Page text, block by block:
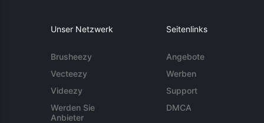
Unser Netzwerk
Brusheezy
Vecteezy
Videezy
Werden Sie
Anbieter
Seitenlinks
Angebote
Werben
Support
DMCA